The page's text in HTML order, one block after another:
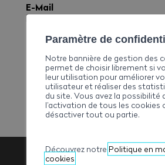
E-Mail
bessebaillifard@bluewin.ch
Telefon
+41277852420
Paramètre de
Notre bannière de gestion des
permet de choisir librement si
leur utilisation pour améliorer
utilisateur et réaliser des
du site. Vous avez la possibilité
l’activation de tous les cookies
désactiver tout ou partie.
Découvrez notre Politique en
cookies